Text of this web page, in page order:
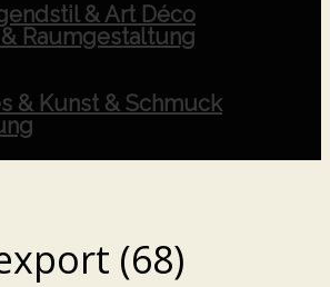
& Art Déco
Raumgestaltung
& Kunst & Schmuck
(68)